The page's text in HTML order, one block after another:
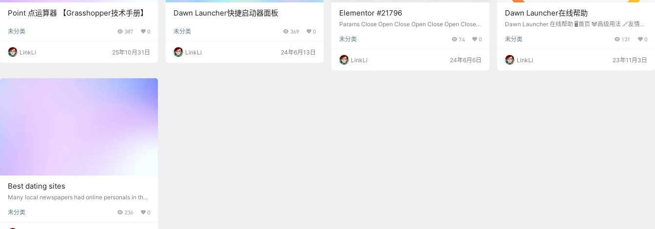
Point 点运算器 【Grasshopper技术手册】
未分类 387 0
LinkLi 25年10月31日
Dawn Launcher快捷启动器面板
未分类 369 0
LinkLi 24年6月13日
Elementor #21796
Params Close Open Close Open Close Open Close
en Close Open Close Open
未分类 74 0
LinkLi 24年6月6日
Dawn Launcher在线帮助
Dawn Launcher 在线帮助 🖥️首页 🐼高级用法 🔗友情链
Launcher 您专业的桌面管家 Windows快捷启动
桌面快捷方式，让您的桌面保持干净整洁。 支持关
联文件夹（实时同步文件夹内容）、快速搜索、相对
未分类 131 0
LinkLi 23年11月3日
Best dating sites
Many local newspapers had online personals in the
ites. From some of the comments it really shows ho
未分类 236 0